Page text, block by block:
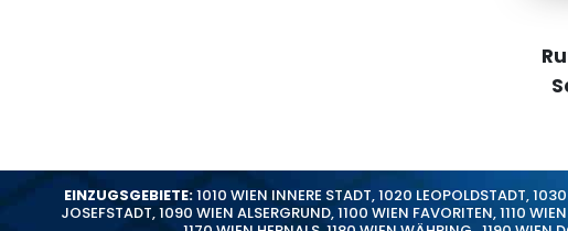
EINZUGSGEBIETE:1010 WIEN INNERE STADT,1020 LEOPOLDSTADT,1030
JOSEFSTADT,1090 WIEN ALSERGRUND,1100 WIEN FAVORITEN,1110